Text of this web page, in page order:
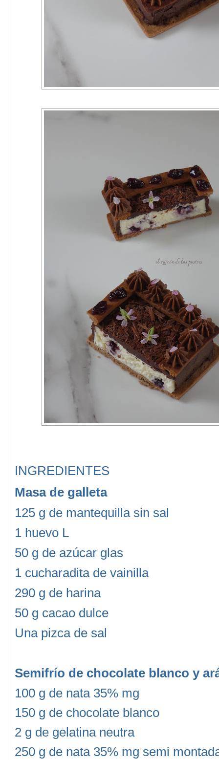
INGREDIENTES
Masa de galleta
125 g de mantequilla sin sal
1 huevo L
50 g de azúcar glas
1 cucharadita de vainilla
290 g de harina
50 g cacao dulce
Una pizca de sal
Semifrío de chocolate blanco y
100 g de nata 35% mg
150 g de chocolate blanco
2 g de gelatina neutra
250 g de nata 35% mg semi